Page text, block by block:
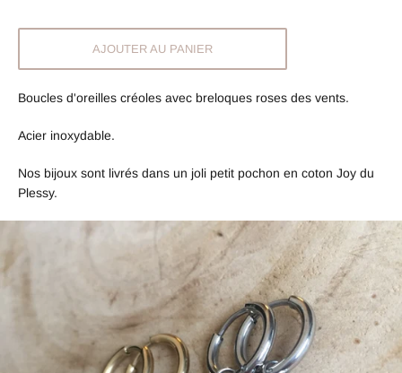
AJOUTER AU PANIER
Boucles d'oreilles créoles avec breloques roses des vents.
Acier inoxydable.
Nos bijoux sont livrés dans un joli petit pochon en coton Joy du
Plessy.